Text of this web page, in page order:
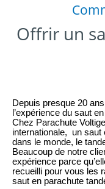
Offrir un
Depuis presque 20
l’expérience du saut
Chez Parachute
internationale,
un saut
dans le monde, le
Beaucoup de notre
expérience parce
recueilli pour vous les
saut en parachute